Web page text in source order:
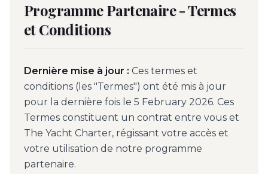
Programme Partenaire - Termes
et Conditions
Dernière mise à jour : Ces termes et
conditions (les "Termes") ont été mis à jour
pour la dernière fois le 5 February 2026. Ces
Termes constituent un contrat entre vous et
The Yacht Charter, régissant votre accès et
votre utilisation de notre programme
partenaire.